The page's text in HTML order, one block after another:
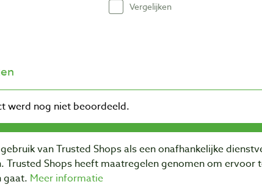
Vergelijken
van Trusted Shops als een onafhankelijke
Trusted Shops heeft maatregelen genomen om ervoor
gaat. Meer informatie